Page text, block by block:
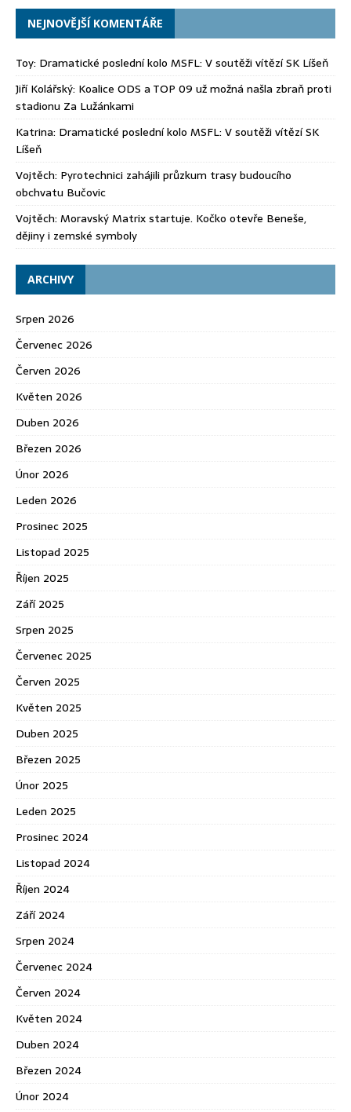
NEJNOVĚJŠÍ KOMENTÁŘE
Toy: Dramatické poslední kolo MSFL: V soutěži vítězí SK Líšeň
Jiří Kolářský: Koalice ODS a TOP 09 už možná našla zbraň proti
stadionu Za Lužánkami
Katrina: Dramatické poslední kolo MSFL: V soutěži vítězí SK
Líšeň
Vojtěch: Pyrotechnici zahájili průzkum trasy budoucího
obchvatu Bučovic
Vojtěch: Moravský Matrix startuje. Kočko otevře Beneše,
dějiny i zemské symboly
ARCHIVY
Srpen 2026
Červenec 2026
Červen 2026
Květen 2026
Duben 2026
Březen 2026
Únor 2026
Leden 2026
Prosinec 2025
Listopad 2025
Říjen 2025
Září 2025
Srpen 2025
Červenec 2025
Červen 2025
Květen 2025
Duben 2025
Březen 2025
Únor 2025
Leden 2025
Prosinec 2024
Listopad 2024
Říjen 2024
Září 2024
Srpen 2024
Červenec 2024
Červen 2024
Květen 2024
Duben 2024
Březen 2024
Únor 2024